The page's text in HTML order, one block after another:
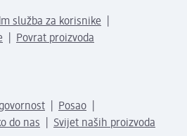
služba za korisnike
Povrat proizvoda
Posao
do nas Svijet naših proizvoda